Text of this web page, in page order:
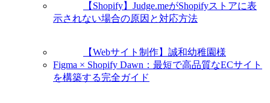
【Shopify】Judge.meがShopifyストアに表
示されない場合の原因と対応方法
【Webサイト制作】誠和幼稚園様
Figma × Shopify Dawn：最短で高品質なECサイト
を構築する完全ガイド